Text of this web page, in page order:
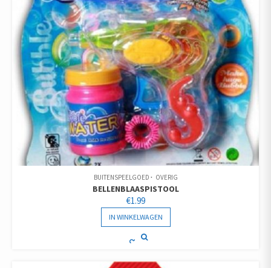
BUITENSPEELGOED OVERIG
BELLENBLAASPISTOOL
€1.99
IN WINKELWAGEN